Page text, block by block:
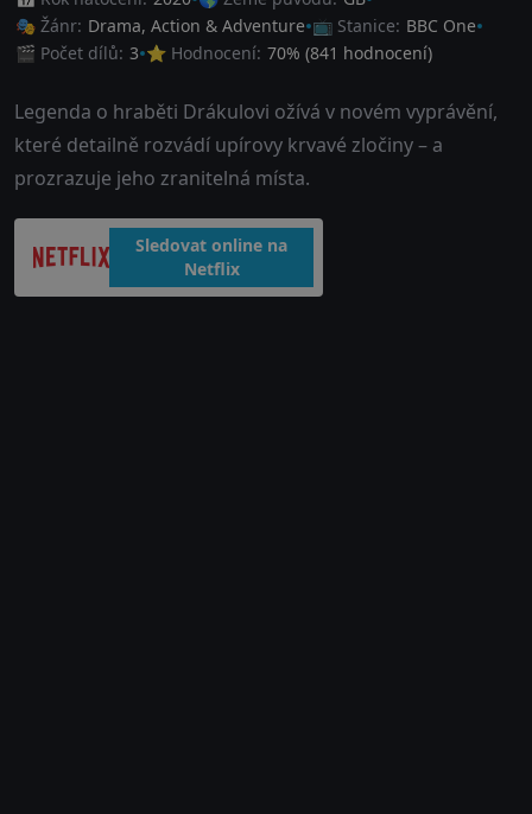
🎭 Žánr: Drama, Action & Adventure 📺 Stanice: BBC One
🎬 Počet dílů: 3 ⭐ Hodnocení: 70% (841 hodnocení)
Legenda o hraběti Drákulovi ožívá v novém vyprávění,
které detailně rozvádí upírovy krvavé zločiny – a
prozrazuje jeho zranitelná místa.
Sledovat online na
Netflix